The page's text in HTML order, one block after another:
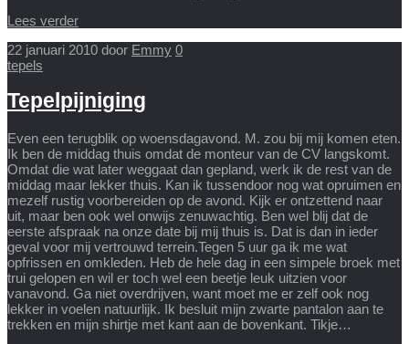
Lees verder
22 januari 2010 door Emmy 0
tepels
Tepelpijniging
Even een terugblik op woensdagavond. M. zou bij mij komen eten.
Ik ben de middag thuis omdat de monteur van de CV langskomt.
Omdat die wat later weggaat dan gepland, werk ik de rest van de
middag maar lekker thuis. Kan ik tussendoor nog wat opruimen en
mezelf rustig voorbereiden op de avond. Kijk er ontzettend naar
uit, maar ben ook wel onwijs zenuwachtig. Ben wel blij dat de
eerste afspraak na onze date bij mij thuis is. Dat is dan in ieder
geval voor mij vertrouwd terrein.Tegen 5 uur ga ik me wat
opfrissen en omkleden. Heb de hele dag in een simpele broek met
trui gelopen en wil er toch wel een beetje leuk uitzien voor
vanavond. Ga niet overdrijven, want moet me er zelf ook nog
lekker in voelen natuurlijk. Ik besluit mijn zwarte pantalon aan te
trekken en mijn shirtje met kant aan de bovenkant. Tikje…